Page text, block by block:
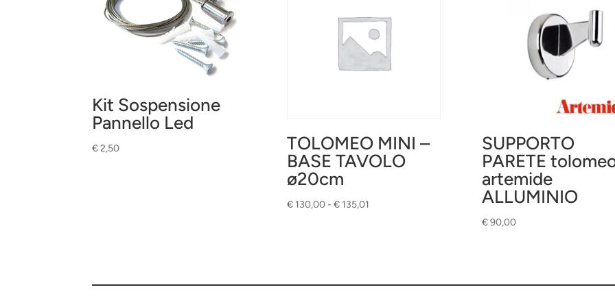
Kit Sospensione
Pannello Led
€2,50
TOLOMEO MINI –
BASE TAVOLO
ø20cm
€130,00 - €135,01Fascia
a
SUPPORTO
PARETE
artemide
ALLUMINIO
€90,00